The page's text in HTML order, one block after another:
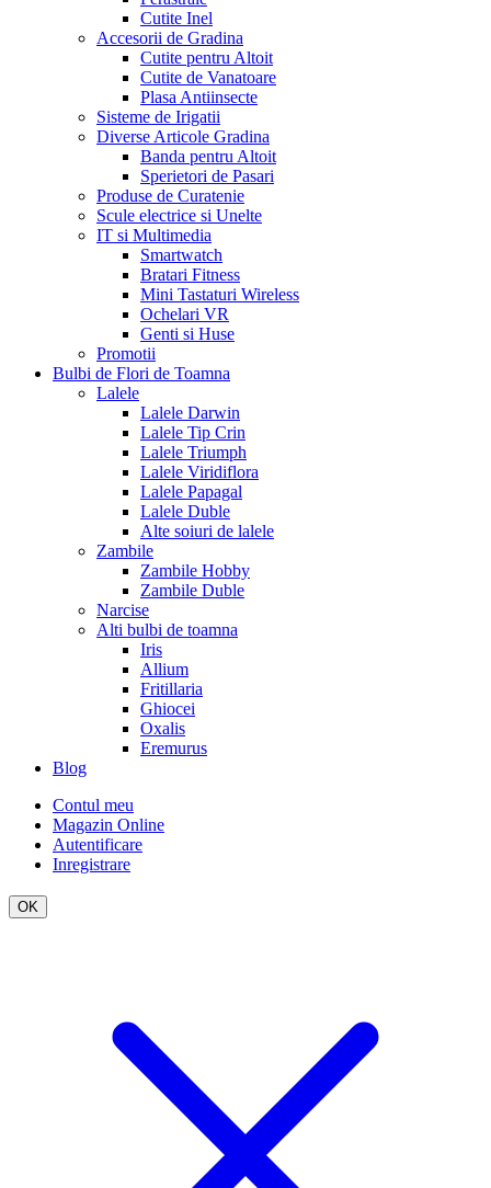
Cutite Inel
Accesorii de Gradina
Cutite pentru Altoit
Cutite de Vanatoare
Plasa Antiinsecte
Sisteme de Irigatii
Diverse Articole Gradina
Banda pentru Altoit
Sperietori de Pasari
Produse de Curatenie
Scule electrice si Unelte
IT si Multimedia
Smartwatch
Bratari Fitness
Mini Tastaturi Wireless
Ochelari VR
Genti si Huse
Promotii
Bulbi de Flori de Toamna
Lalele
Lalele Darwin
Lalele Tip Crin
Lalele Triumph
Lalele Viridiflora
Lalele Papagal
Lalele Duble
Alte soiuri de lalele
Zambile
Zambile Hobby
Zambile Duble
Narcise
Alti bulbi de toamna
Iris
Allium
Fritillaria
Ghiocei
Oxalis
Eremurus
Blog
Contul meu
Magazin Online
Autentificare
Inregistrare
OK